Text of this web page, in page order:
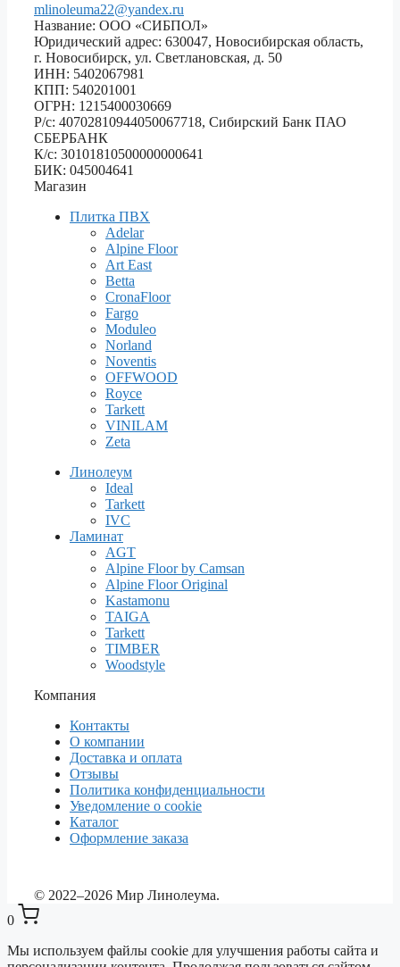
mlinoleuma22@yandex.ru
Название: ООО «СИБПОЛ»
Юридический адрес: 630047, Новосибирская область,
г. Новосибирск, ул. Светлановская, д. 50
ИНН: 5402067981
КПП: 540201001
ОГРН: 1215400030669
Р/с: 40702810944050067718, Сибирский Банк ПАО
СБЕРБАНК
К/с: 30101810500000000641
БИК: 045004641
Магазин
Плитка ПВХ
Adelar
Alpine Floor
Art East
Betta
CronaFloor
Fargo
Moduleo
Norland
Noventis
OFFWOOD
Royce
Tarkett
VINILAM
Zeta
Линолеум
Ideal
Tarkett
IVC
Ламинат
AGT
Alpine Floor by Camsan
Alpine Floor Original
Kastamonu
TAIGA
Tarkett
TIMBER
Woodstyle
Компания
Контакты
О компании
Доставка и оплата
Отзывы
Политика конфиденциальности
Уведомление о cookie
Каталог
Оформление заказа
© 2022–2026 Мир Линолеума.
0
Мы используем файлы cookie для улучшения работы сайта и